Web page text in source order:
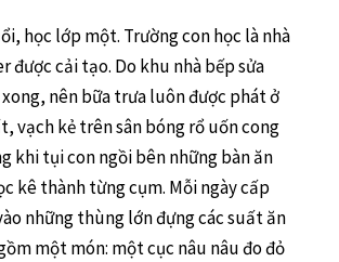
học lớp một. Trường con học là nhà
được cải tạo. Do khu nhà bếp sửa
nên bữa trưa luôn được phát ở
vạch kẻ trên sân bóng rổ uốn cong
khi tụi con ngồi bên những bàn ăn
kê thành từng cụm. Mỗi ngày cấp
những thùng lớn đựng các suất ăn
một món: một cục nâu nâu đo đỏ